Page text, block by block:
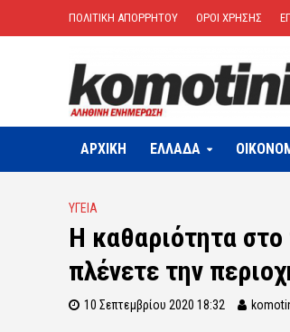
ΠΟΛΙΤΙΚΗ ΑΠΟΡΡΗΤΟΥ ΟΡΟΙ ΧΡΗΣΗΣ
ΑΡΧΙΚΗ ΕΛΛΑΔΑ
ΥΓΕΙΑ
Η καθαριότητα στο
πλένετε την
10 Σεπτεμβρίου 2020 18:32